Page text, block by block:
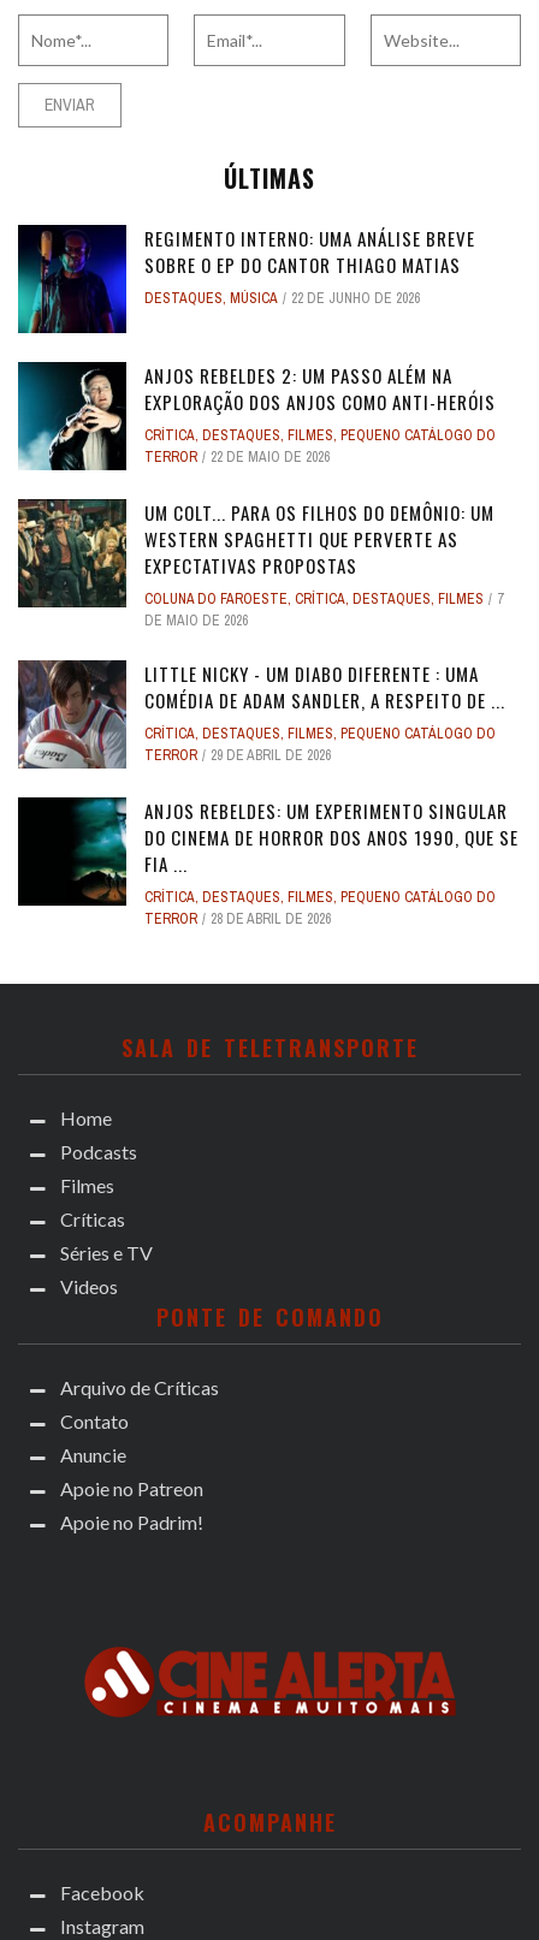
ÚLTIMAS
REGIMENTO INTERNO: UMA ANÁLISE BREVE
SOBRE O EP DO CANTOR THIAGO MATIAS
DESTAQUES, MÚSICA 22 DE JUNHO DE 2026
ANJOS REBELDES 2: UM PASSO ALÉM NA
EXPLORAÇÃO DOS ANJOS COMO ANTI-HERÓIS
CRÍTICA, DESTAQUES, FILMES, PEQUENO CATÁLOGO DO
TERROR
22 DE MAIO DE 2026
UM COLT... PARA OS FILHOS DO DEMÔNIO: UM
WESTERN SPAGHETTI QUE PERVERTE AS
EXPECTATIVAS PROPOSTAS
COLUNA DO FAROESTE, CRÍTICA, DESTAQUES, FILMES
7
DE MAIO DE 2026
LITTLE NICKY - UM DIABO DIFERENTE : UMA
COMÉDIA DE ADAM SANDLER, A RESPEITO DE ...
CRÍTICA, DESTAQUES, FILMES, PEQUENO CATÁLOGO DO
TERROR
29 DE ABRIL DE 2026
ANJOS REBELDES: UM EXPERIMENTO SINGULAR
DO CINEMA DE HORROR DOS ANOS 1990, QUE SE
FIA ...
CRÍTICA, DESTAQUES, FILMES, PEQUENO CATÁLOGO DO
TERROR
28 DE ABRIL DE 2026
SALA DE TELETRANSPORTE
Home
Podcasts
Filmes
Críticas
Séries e TV
Videos
PONTE DE COMANDO
Arquivo de Críticas
Contato
Anuncie
Apoie no Patreon
Apoie no Padrim!
ACOMPANHE
Facebook
Instagram